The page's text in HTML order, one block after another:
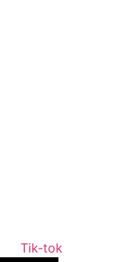
Tik-tok